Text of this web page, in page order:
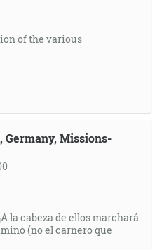
of the various
Germany, Missions-
la cabeza de ellos marchará
(no el carnero que